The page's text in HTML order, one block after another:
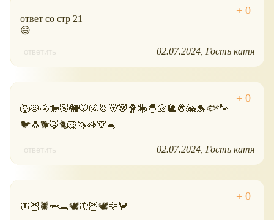
ответ со стр 21
😄
ответить 02.07.2024 Гость катя
🐺🐱🐴🐎🐷🐘🐭🐹🐰🐻🐼🐥🎠🐣🐚🐌🐞🐳🐬🐟🐾
🐦🐧🐕🦊🐈🦁🦄🦓🦒🐁
ответить 02.07.2024 Гость катя
🦋🦉🕷🦈🐊🕊🦋🦉🕊🦅🦀